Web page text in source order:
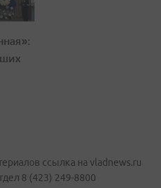
ссылка на vladnews.ru
8 (423) 249-8800